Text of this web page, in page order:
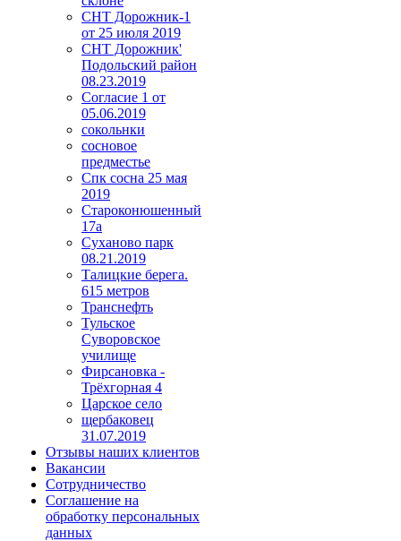
СНТ Дорожник-1
от 25 июля 2019
СНТ Дорожник'
Подольский район
08.23.2019
Согласие 1 от
05.06.2019
сокольнки
сосновое
предместье
Спк сосна 25 мая
2019
Староконюшенный
17а
Суханово парк
08.21.2019
Талицкие берега.
615 метров
Транснефть
Тульское
Суворовское
училище
Фирсановка -
Трёхгорная 4
Царское село
щербаковец
31.07.2019
Отзывы наших клиентов
Вакансии
Сотрудничество
Соглашение на
обработку персональных
данных